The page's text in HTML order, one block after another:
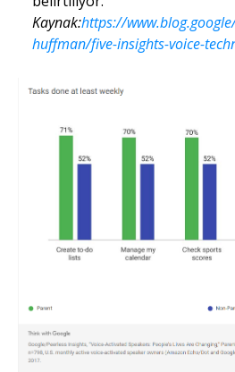
Kaynak:https://
huffman/five-insights-voice-